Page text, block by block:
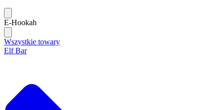
E-Hookah
Wszystkie towary
Elf Bar